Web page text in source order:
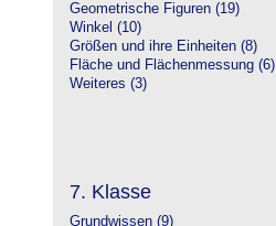
Geometrische Figuren (19)
Winkel (10)
Größen und ihre Einheiten (8)
Fläche und Flächenmessung (6)
Weiteres (3)
7. Klasse
Grundwissen (9)